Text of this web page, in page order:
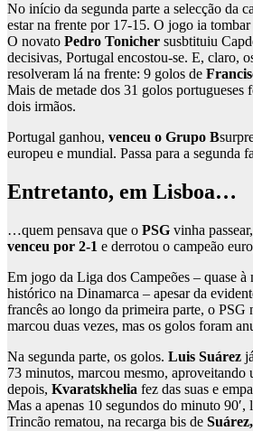
No início da segunda parte a selecção da
estar na frente por 17-15. O jogo ia
O novato Pedro Tonicher susbtituiu
decisivas, Portugal encostou-se. E, claro,
resolveram lá na frente: 9 golos de
Mais de metade dos 31 golos portugueses
dois irmãos.
Portugal ganhou, venceu o Grupo B
europeu e mundial. Passa para a segunda
Entretanto, em Lisboa…
…quem pensava que o PSG vinha
venceu por 2-1 e derrotou o campeão
Em jogo da Liga dos Campeões – quase à
histórico na Dinamarca – apesar da
francês ao longo da primeira parte, o PSG
marcou duas vezes, mas os golos foram
Na segunda parte, os golos. Luis Suárez
73 minutos, marcou mesmo, aproveitando
depois, Kvaratskhelia fez das suas e
Mas a apenas 10 segundos do minuto
Trincão rematou, na recarga bis de Suárez,